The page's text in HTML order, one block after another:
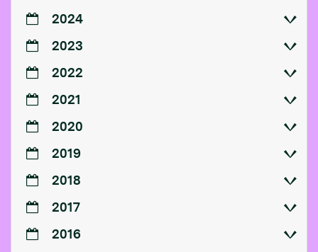
2024
2023
2022
2021
2020
2019
2018
2017
2016